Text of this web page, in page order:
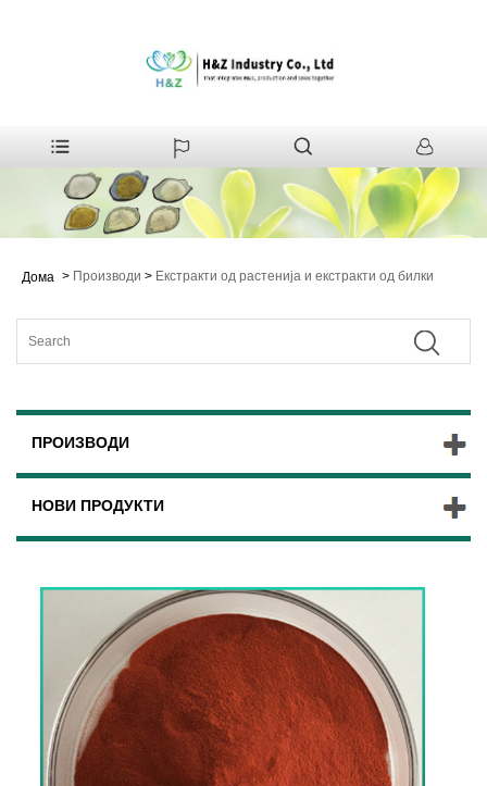
Дома > Производи > Екстракти од растенија и екстракти од билки
ПРОИЗВОДИ
НОВИ ПРОДУКТИ